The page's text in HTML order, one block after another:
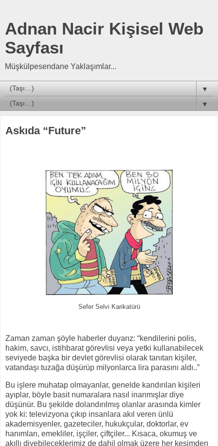
Adnan Nacir Kişisel Web
Sayfası
Müşkülpesendane Yaklaşımlar...
▼
▼
Askıda “Future”
Sefer Selvi Karikatürü
Zaman zaman şöyle haberler duyarız: “kendilerini polis,
hakim, savcı, istihbarat görevlisi veya yetki kullanabilecek
seviyede başka bir devlet görevlisi olarak tanıtan kişiler,
vatandaşı tuzağa düşürüp milyonlarca lira parasını aldı..”
Bu işlere muhatap olmayanlar, genelde kandırılan kişileri
ayıplar, böyle basit numaralara nasıl inanmışlar diye
düşünür. Bu şekilde dolandırılmış olanlar arasında kimler
yok ki: televizyona çıkıp insanlara akıl veren ünlü
akademisyenler, gazeteciler, hukukçular, doktorlar, ev
hanımları, emekliler, işçiler, çiftçiler... Kısaca, okumuş ve
akıllı diyebileceklerimiz de dahil olmak üzere her kesimden